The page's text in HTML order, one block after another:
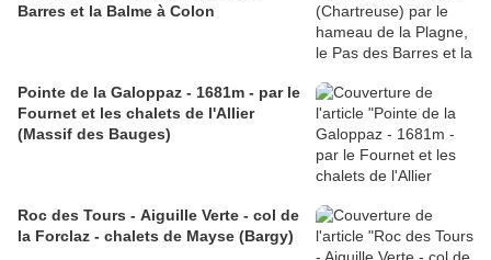
Barres et la Balme à Colon
Pointe de la Galoppaz - 1681m - par le
Fournet et les chalets de l'Allier
(Massif des Bauges)
Roc des Tours - Aiguille Verte - col de
la Forclaz - chalets de Mayse (Bargy)